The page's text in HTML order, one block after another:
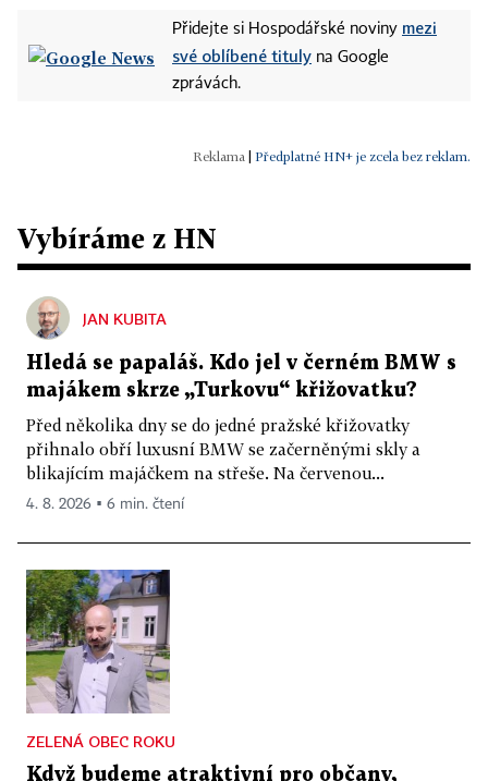
Přidejte si Hospodářské noviny mezi
své oblíbené tituly na Google
zprávách.
Předplatné HN+ je zcela bez reklam.
Vybíráme z HN
JAN KUBITA
Hledá se papaláš. Kdo jel v černém BMW s
majákem skrze „Turkovu“ křižovatku?
Před několika dny se do jedné pražské křižovatky
přihnalo obří luxusní BMW se začerněnými skly a
blikajícím majáčkem na střeše. Na červenou...
4. 8. 2026 ▪ 6 min. čtení
ZELENÁ OBEC ROKU
Když budeme atraktivní pro občany,